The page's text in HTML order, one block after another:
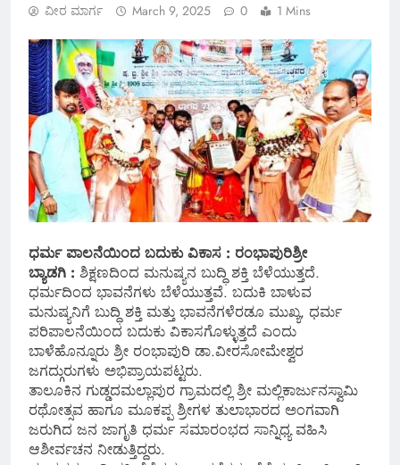
ವೀರ ಮಾರ್ಗ March 9, 2025 0 1 Mins
ಧರ್ಮ ಪಾಲನೆಯಿಂದ ಬದುಕು ವಿಕಾಸ : ರಂಭಾಪುರಿಶ್ರೀ
ಬ್ಯಾಡಗಿ : ಶಿಕ್ಷಣದಿಂದ ಮನುಷ್ಯನ ಬುದ್ಧಿ ಶಕ್ತಿ ಬೆಳೆಯುತ್ತದೆ.
ಧರ್ಮದಿಂದ ಭಾವನೆಗಳು ಬೆಳೆಯುತ್ತವೆ. ಬದುಕಿ ಬಾಳುವ
ಮನುಷ್ಯನಿಗೆ ಬುದ್ಧಿ ಶಕ್ತಿ ಮತ್ತು ಭಾವನೆಗಳೆರಡೂ ಮುಖ್ಯ, ಧರ್ಮ
ಪರಿಪಾಲನೆಯಿಂದ ಬದುಕು ವಿಕಾಸಗೊಳ್ಳುತ್ತದೆ ಎಂದು
ಬಾಳೆಹೊನ್ನೂರು ಶ್ರೀ ರಂಭಾಪುರಿ ಡಾ.ವೀರಸೋಮೇಶ್ವರ
ಜಗದ್ಗುರುಗಳು ಅಭಿಪ್ರಾಯಪಟ್ಟರು.
ತಾಲೂಕಿನ ಗುಡ್ಡದಮಲ್ಲಾಪುರ ಗ್ರಾಮದಲ್ಲಿ ಶ್ರೀ ಮಲ್ಲಿಕಾರ್ಜುನಸ್ವಾಮಿ
ರಥೋತ್ಸವ ಹಾಗೂ ಮೂಕಪ್ಪ ಶ್ರೀಗಳ ತುಲಾಭಾರದ ಅಂಗವಾಗಿ
ಜರುಗಿದ ಜನ ಜಾಗೃತಿ ಧರ್ಮ ಸಮಾರಂಭದ ಸಾನ್ನಿಧ್ಯ ವಹಿಸಿ
ಆಶೀರ್ವಚನ ನೀಡುತ್ತಿದ್ದರು.